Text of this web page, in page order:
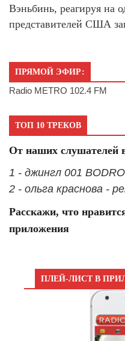
Вэньбинь, реагируя на
представителей США
ПРЯМОЙ ЭФИР:
Radio METRO 102.4 FM
ТОП 10 ТРЕКОВ
От наших слушателей
1 - джингл 001
2 - ольга краснова -
Расскажи, что
приложения
ПЛЕЙ-ЛИСТ В